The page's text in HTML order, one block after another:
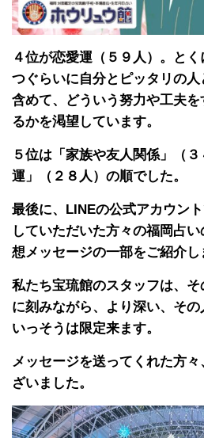
４位が恋愛運（５９人）。と
つぐらいに自分とピッタリの
含めて、どういう努力や工夫
るかを渇望しています。
５位は「家族や友人関係」（
運」（２８人）の順でした。
最後に、LINEの公式アカウン
していただいた方々の福岡占
想メッセージの一部をご紹介し
私たち宝琉館のスタッフは、
に刻みながら、より深い、そ
いっそうは限定来ます。
メッセージを送ってくれた方
ざいました。